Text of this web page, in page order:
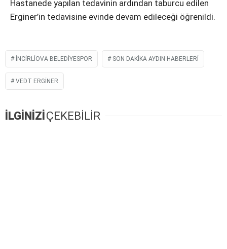
Hastanede yapılan tedavinin ardından taburcu edilen
Erginer’in tedavisine evinde devam edileceği öğrenildi.
İNCIRLIOVA BELEDIYESPOR SON DAKIKA AYDIN HABERLERI
VEDT ERGINER
İLGİNİZİ ÇEKEBİLİR